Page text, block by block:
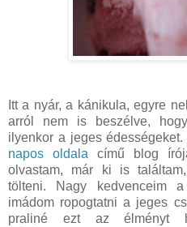
Itt a nyár, a kánikula, egyre
arról nem is beszélve,
ilyenkor a jeges
napos oldala című blog
olvastam, már ki is
tölteni. Nagy kedvenceim
imádom ropogtatni a jeges
praliné ezt az élményt